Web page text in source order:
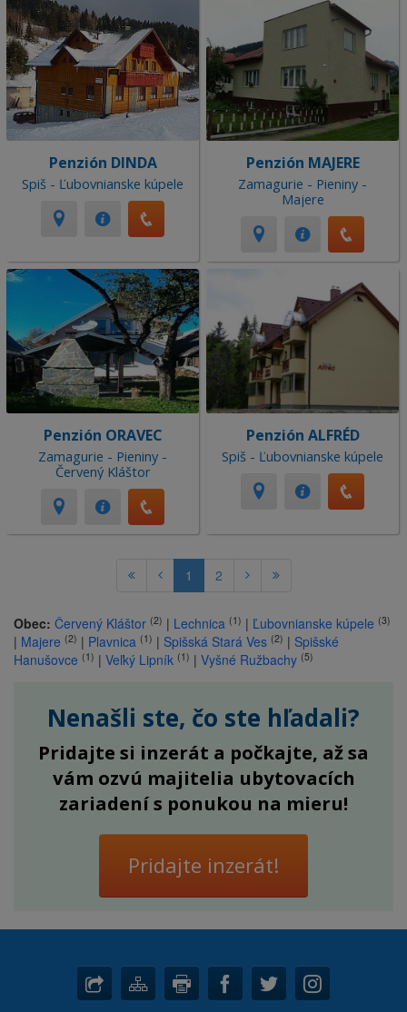
Penzión DINDA
Spiš - Ľubovnianske kúpele
Penzión MAJERE
Zamagurie - Pieniny -
Majere
Penzión ORAVEC
Zamagurie - Pieniny -
Červený Kláštor
Penzión ALFRÉD
Spiš - Ľubovnianske kúpele
1 2
Obec: Červený Kláštor (2) | Lechnica (1) | Ľubovnianske kúpele (3)
| Majere (2) | Plavnica (1) | Spišská Stará Ves (2) | Spišské
Hanušovce (1) | Veľký Lipník (1) | Vyšné Ružbachy (5)
Nenašli ste, čo ste hľadali?
Pridajte si inzerát a počkajte, až sa
vám ozvú majitelia ubytovacích
zariadení s ponukou na mieru!
Pridajte inzerát!